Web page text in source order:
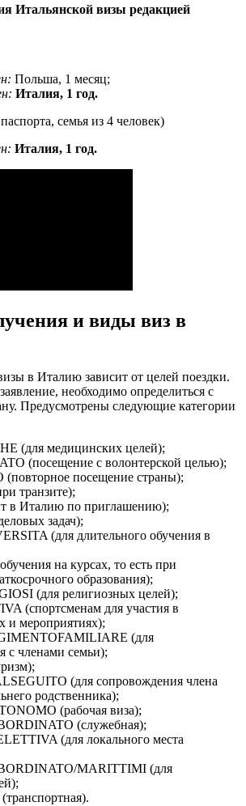
Итальянской визы редакцией
Польша, 1 месяц;
Италия, 1 год.
семья из 4 человек)
Италия, 1 год.
и виды виз в
в Италию зависит от целей поездки.
необходимо определиться с
Предусмотрены следующие категории
(для медицинских целей);
(посещение с волонтерской целью);
(повторное посещение страны);
транзите);
в Италию по приглашению);
задач);
(для длительного обучения в
на курсах, то есть при
образования);
(для религиозных целей);
(спортсменам для участия в
и мероприятиях);
(для
с членами семьи);
(для сопровождения члена
родственника);
(рабочая виза);
(служебная);
(для локального места
MARITTIMI (для